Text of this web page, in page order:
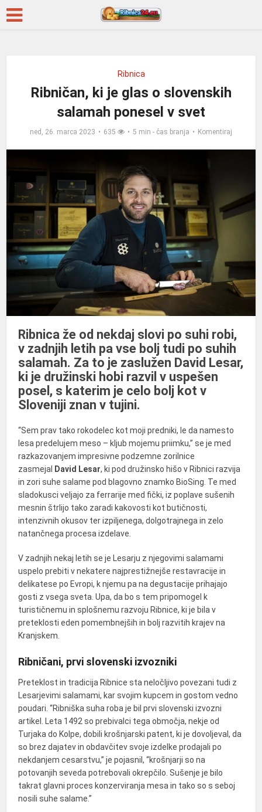
Ribnica
Ribničan, ki je glas o slovenskih
salamah ponesel v svet
ned, 26. marca 2023 635 5 min - čas branja Komentiraj
Ribnica že od nekdaj slovi po suhi robi,
v zadnjih letih pa vse bolj tudi po suhih
salamah. Za to je zaslužen David Lesar,
ki je družinski hobi razvil v uspešen
posel, s katerim je celo bolj kot v
Sloveniji znan v tujini.
“Sem prav tako rokodelec kot moji predniki, le da namesto
lesa predelujem meso – kljub mojemu priimku,” se je med
razkazovanjem impresivne podzemne zorilnice
zasmejal
David Lesar, ki pod družinsko hišo v Ribnici razvija
in zori suhe salame pod blagovno znamko BioSing. Te med
sladokusci veljajo za ferrarije med fički, iz poplave sušenih
mesnin štrlijo tako zaradi kakovosti kot butičnosti,
intenzivnih okusov ter izpiljenega, dolgotrajnega in zelo
natančnega procesa izdelave.
V zadnjih nekaj letih se je Lesarju z njegovimi salamami
uspelo prebiti v nekatere najprestižnejše restavracije in
delikatese po Evropi, k njemu pa na degustacije prihajajo
gosti z vsega sveta. Upa, da bo s tem pripomogel k
turističnemu in splošnemu razvoju Ribnice, ki je bila v
preteklosti eden pomembnejših in bolj razvitih krajev na
Kranjskem.
Ribničani, prvi slovenski izvozniki
Preteklost in tradicija Ribnice sta neločljivo povezani tudi z
Lesarjevimi salamami, kar svojim kupcem in gostom vedno
poudari. “Ribniška suha roba je bil prvi slovenski izvozni
artikel. Leta 1492 so prebivalci tega območja, nekje od
Turjaka do Kolpe, dobili krošnjarski patent, ki je dovoljeval, da
so brez dajatev in obdavčitev svoje izdelke prodajali po
nekdanjem cesarstvu,” je pojasnil, “krošnjarji so na
potovanjih seveda potrebovali okrepčilo. Sušenje je bilo
takrat glavni proces konzerviranja mesa in tako so s seboj
nosili suhe salame.”